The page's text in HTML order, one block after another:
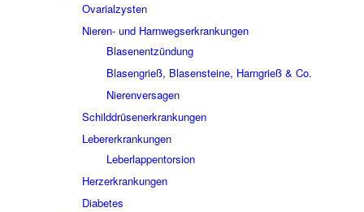
Ovarialzysten
Nieren- und Harnwegserkrankungen
Blasenentzündung
Blasengrieß, Blasensteine, Harngrieß & Co.
Nierenversagen
Schilddrüsenerkrankungen
Lebererkrankungen
Leberlappentorsion
Herzerkrankungen
Diabetes